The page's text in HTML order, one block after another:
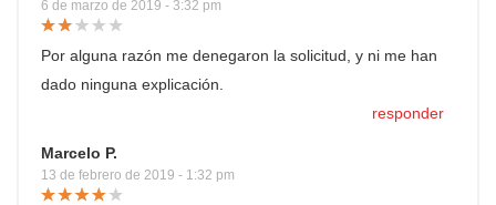
6 de marzo de 2019 - 3:32 pm
Por alguna razón me denegaron la solicitud, y ni me han
dado ninguna explicación.
responder
Marcelo P.
13 de febrero de 2019 - 1:32 pm